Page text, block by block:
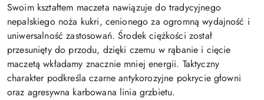
Swoim kształtem maczeta nawiązuje do tradycyjnego
nepalskiego noża kukri, cenionego za ogromną wydajność i
uniwersalność zastosowań. Środek ciężkości został
przesunięty do przodu, dzięki czemu w rąbanie i cięcie
maczetą wkładamy znacznie mniej energii. Taktyczny
charakter podkreśla czarne antykorozyjne pokrycie głowni
oraz agresywna karbowana linia grzbietu.